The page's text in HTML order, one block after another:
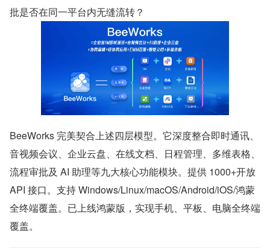
批是否在同一平台内无缝流转？
BeeWorks 完美契合上述四层模型。它深度整合即时通讯、
音视频会议、企业云盘、在线文档、日程管理、多维表格、
流程审批及 AI 助理等九大核心功能模块。提供 1000+开放
API 接口。支持 Windows/Linux/macOS/Android/iOS/鸿蒙
全终端覆盖。已上线鸿蒙版，实现手机、平板、电脑全终端
覆盖。